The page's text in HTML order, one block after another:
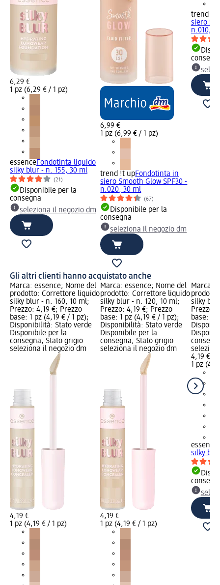
6,29 €
1 pz (6,29 € / 1 pz)
essenceFondotinta liquido
silky blur - n. 155, 30 ml
(21)
Disponibile per la
consegna
seleziona il negozio dm
6,99 €
1 pz (6,99 € / 1 pz)
trend !t upFondotinta in
siero Smooth Glow SPF30 -
n.020, 30 ml
(67)
Disponibile per la
consegna
seleziona il negozio dm
trend !t
siero
n.010,
Gli altri clienti hanno acquistato anche
Marca: essence; Nome del
prodotto: Correttore liquido
silky blur - n. 160, 10 ml;
Prezzo: 4,19 €; Prezzo
base: 1 pz (4,19 € / 1 pz);
Disponibilità: Stato verde
Disponibile per la
consegna, Stato grigio
seleziona il negozio dm
4,19 €
1 pz (4,19 € / 1 pz)
Marca: essence; Nome del
prodotto: Correttore liquido
silky blur - n. 120, 10 ml;
Prezzo: 4,19 €; Prezzo
base: 1 pz (4,19 € / 1 pz);
Disponibilità: Stato verde
Disponibile per la
consegna, Stato grigio
seleziona il negozio dm
4,19 €
1 pz (4,19 € / 1 pz)
Marca:
silky
Prezzo:
base: 1
4,19 €
1 pz
essence
silky